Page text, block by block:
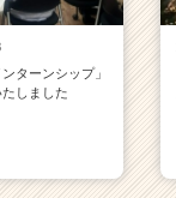
ンターンシップ」
しました